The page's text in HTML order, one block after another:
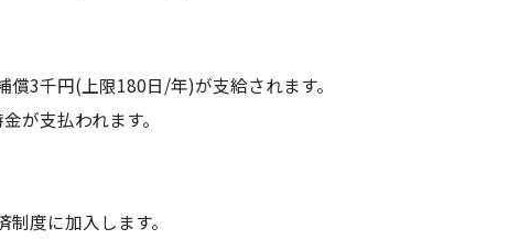
3千円(上限180日/年)が支給されます。
が支払われます。
度に加入します。